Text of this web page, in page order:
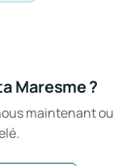
Maresme ?
maintenant ou